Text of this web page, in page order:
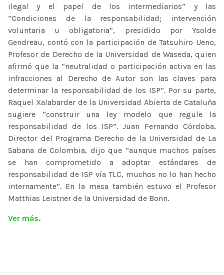
ilegal y el papel de los intermediarios” y las
“Condiciones de la responsabilidad; intervención
voluntaria u obligatoria”, presidido por Ysolde
Gendreau, contó con la participación de Tatsuhiro Ueno,
Profesor de Derecho de la Universidad de Waseda, quien
afirmó que la “neutralidad o participación activa en las
infracciones al Derecho de Autor son las claves para
determinar la responsabilidad de los ISP”. Por su parte,
Raquel Xalabarder de la Universidad Abierta de Cataluña
sugiere “construir una ley modelo que regule la
responsabilidad de los ISP”. Juan Fernando Córdoba,
Director del Programa Derecho de la Universidad de La
Sabana de Colombia, dijo que “aunque muchos países
se han comprometido a adoptar estándares de
responsabilidad de ISP vía TLC, muchos no lo han hecho
internamente”. En la mesa también estuvo el Profesor
Matthias Leistner de la Universidad de Bonn.
Ver más.